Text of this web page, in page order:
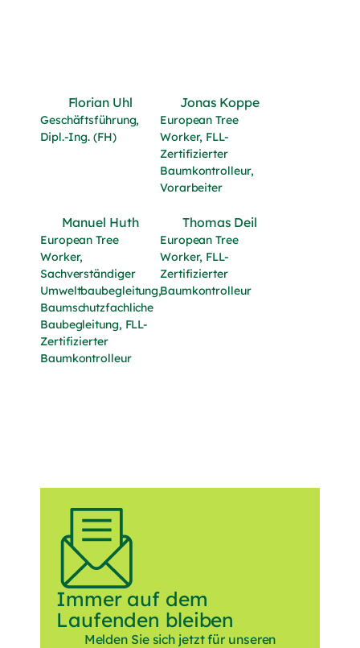
Florian Uhl
Geschäftsführung,
Dipl.-Ing. (FH)
Jonas Koppe
European Tree
Worker, FLL-
Zertifizierter
Baumkontrolleur,
Vorarbeiter
Manuel Huth
European Tree
Worker,
Sachverständiger
Umweltbaubegleitung,
Baumschutzfachliche
Baubegleitung, FLL-
Zertifizierter
Baumkontrolleur
Thomas Deil
European Tree
Worker, FLL-
Zertifizierter
Baumkontrolleur
Immer auf dem
Laufenden bleiben
Melden Sie sich jetzt für unseren